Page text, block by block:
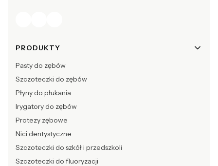
Linki w stopce
PRODUKTY
Pasty do zębów
Szczoteczki do zębów
Płyny do płukania
Irygatory do zębów
Protezy zębowe
Nici dentystyczne
Szczoteczki do szkół i przedszkoli
Szczoteczki do fluoryzacji